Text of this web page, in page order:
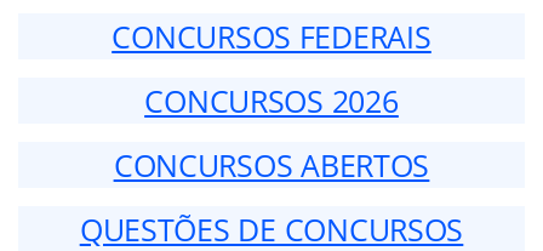
CONCURSOS FEDERAIS
CONCURSOS 2026
CONCURSOS ABERTOS
QUESTÕES DE CONCURSOS